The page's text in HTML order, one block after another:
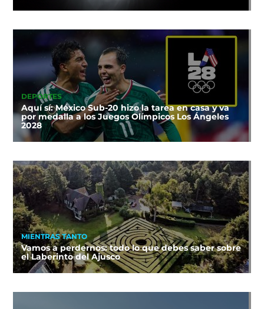
DEPORTES
Aquí sí: México Sub-20 hizo la tarea en casa y va
por medalla a los Juegos Olímpicos Los Ángeles
2028
MIENTRAS TANTO
Vamos a perdernos: todo lo que debes saber sobre
el Laberinto del Ajusco